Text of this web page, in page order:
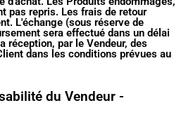
pas repris. Les frais de retour
L'échange (sous réserve de
sera effectué dans un délai
réception, par le Vendeur, des
dans les conditions prévues au
du Vendeur -